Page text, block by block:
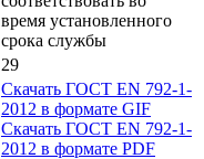
время установленного
срока службы
29
Скачать ГОСТ EN 792-1-
2012 в формате GIF
Скачать ГОСТ EN 792-1-
2012 в формате PDF